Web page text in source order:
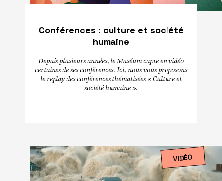
Conférences : culture et société
humaine
Depuis plusieurs années, le Muséum capte en vidéo
certaines de ses conférences. Ici, nous vous proposons
le replay des conférences thématisées « Culture et
société humaine ».
VIDÉO